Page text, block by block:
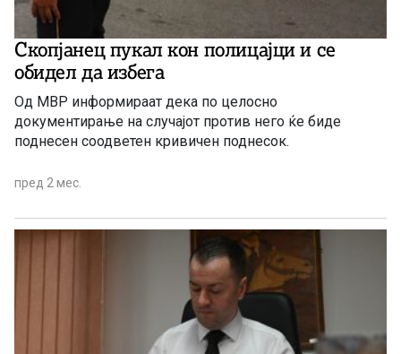
Скопјанец пукал кон полицајци и се
обидел да избега
Од МВР информираат дека по целосно
документирање на случајот против него ќе биде
поднесен соодветен кривичен поднесок.
пред 2 мес.